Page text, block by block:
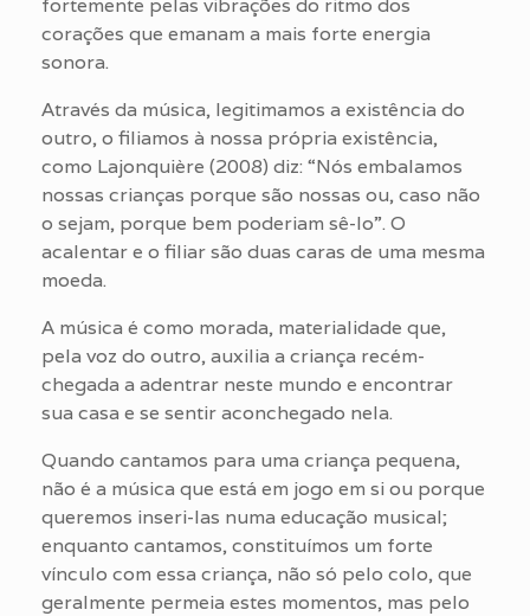
fortemente pelas vibrações do ritmo dos
corações que emanam a mais forte energia
sonora.
Através da música, legitimamos a existência do
outro, o filiamos à nossa própria existência,
como Lajonquière (2008) diz: “Nós embalamos
nossas crianças porque são nossas ou, caso não
o sejam, porque bem poderiam sê-lo”. O
acalentar e o filiar são duas caras de uma mesma
moeda.
A música é como morada, materialidade que,
pela voz do outro, auxilia a criança recém-
chegada a adentrar neste mundo e encontrar
sua casa e se sentir aconchegado nela.
Quando cantamos para uma criança pequena,
não é a música que está em jogo em si ou porque
queremos inseri-las numa educação musical;
enquanto cantamos, constituímos um forte
vínculo com essa criança, não só pelo colo, que
geralmente permeia estes momentos, mas pelo